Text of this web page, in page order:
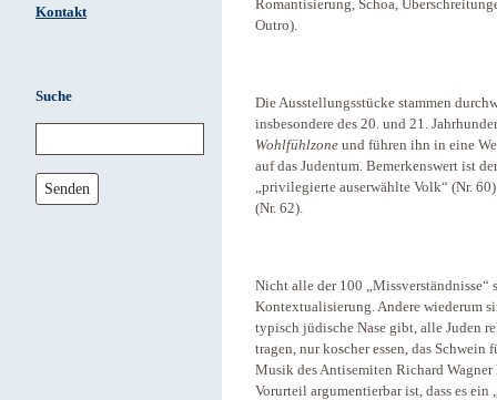
Kontakt
Suche
Senden
Romantisierung, Schoa,
Outro).
Die Ausstellungsstücke stammen
insbesondere des 20. und 21.
Wohlfühlzone und führen ihn in eine
auf das Judentum. Bemerkenswert ist
„privilegierte auserwählte Volk“ (Nr.
(Nr. 62).
Nicht alle der 100 „Missverständnisse“
Kontextualisierung. Andere wiederum
typisch jüdische Nase gibt, alle Juden
tragen, nur koscher essen, das
Musik des Antisemiten Richard
Vorurteil argumentierbar ist, dass es